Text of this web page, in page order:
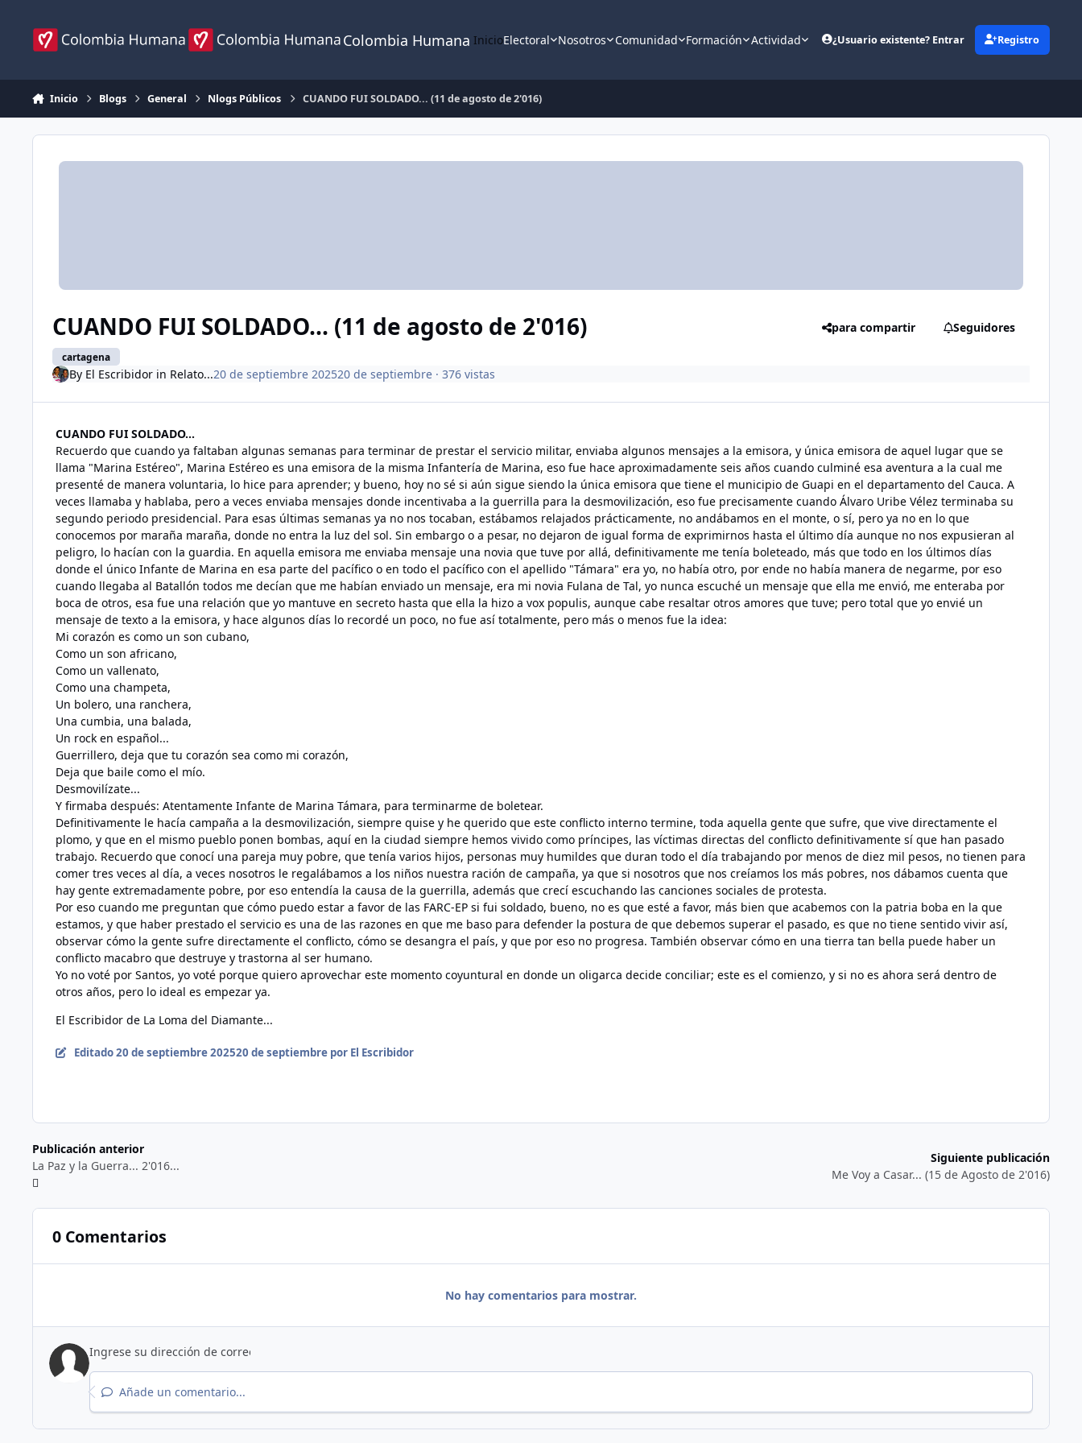
Colombia Humana InicioElectoral Nosotros Comunidad Formación Actividad ¿Usuario existente? Entrar Registro
(opens in new tab)
Inicio Blogs General Nlogs Públicos CUANDO FUI SOLDADO... (11 de agosto de 2'016)
CUANDO FUI SOLDADO... (11 de agosto de 2'016)
cartagena
para compartir Seguidores
By El Escribidorin Relato...20 de septiembre 202520 de septiembre· 376 vistas
CUANDO FUI SOLDADO...
Recuerdo que cuando ya faltaban algunas semanas para terminar de prestar el servicio militar, enviaba algunos mensajes a la emisora, y única emisora de aquel lugar que se
llama "Marina Estéreo", Marina Estéreo es una emisora de la misma Infantería de Marina, eso fue hace aproximadamente seis años cuando culminé esa aventura a la cual me
presenté de manera voluntaria, lo hice para aprender; y bueno, hoy no sé si aún sigue siendo la única emisora que tiene el municipio de Guapi en el departamento del Cauca. A
veces llamaba y hablaba, pero a veces enviaba mensajes donde incentivaba a la guerrilla para la desmovilización, eso fue precisamente cuando Álvaro Uribe Vélez terminaba su
segundo periodo presidencial. Para esas últimas semanas ya no nos tocaban, estábamos relajados prácticamente, no andábamos en el monte, o sí, pero ya no en lo que
conocemos por maraña maraña, donde no entra la luz del sol. Sin embargo o a pesar, no dejaron de igual forma de exprimirnos hasta el último día aunque no nos expusieran al
peligro, lo hacían con la guardia. En aquella emisora me enviaba mensaje una novia que tuve por allá, definitivamente me tenía boleteado, más que todo en los últimos días
donde el único Infante de Marina en esa parte del pacífico o en todo el pacífico con el apellido "Támara" era yo, no había otro, por ende no había manera de negarme, por eso
cuando llegaba al Batallón todos me decían que me habían enviado un mensaje, era mi novia Fulana de Tal, yo nunca escuché un mensaje que ella me envió, me enteraba por
boca de otros, esa fue una relación que yo mantuve en secreto hasta que ella la hizo a vox populis, aunque cabe resaltar otros amores que tuve; pero total que yo envié un
mensaje de texto a la emisora, y hace algunos días lo recordé un poco, no fue así totalmente, pero más o menos fue la idea:
Mi corazón es como un son cubano,
Como un son africano,
Como un vallenato,
Como una champeta,
Un bolero, una ranchera,
Una cumbia, una balada,
Un rock en español...
Guerrillero, deja que tu corazón sea como mi corazón,
Deja que baile como el mío.
Desmovilízate...
Y firmaba después: Atentamente Infante de Marina Támara, para terminarme de boletear.
Definitivamente le hacía campaña a la desmovilización, siempre quise y he querido que este conflicto interno termine, toda aquella gente que sufre, que vive directamente el
plomo, y que en el mismo pueblo ponen bombas, aquí en la ciudad siempre hemos vivido como príncipes, las víctimas directas del conflicto definitivamente sí que han pasado
trabajo. Recuerdo que conocí una pareja muy pobre, que tenía varios hijos, personas muy humildes que duran todo el día trabajando por menos de diez mil pesos, no tienen para
comer tres veces al día, a veces nosotros le regalábamos a los niños nuestra ración de campaña, ya que si nosotros que nos creíamos los más pobres, nos dábamos cuenta que
hay gente extremadamente pobre, por eso entendía la causa de la guerrilla, además que crecí escuchando las canciones sociales de protesta.
Por eso cuando me preguntan que cómo puedo estar a favor de las FARC-EP si fui soldado, bueno, no es que esté a favor, más bien que acabemos con la patria boba en la que
estamos, y que haber prestado el servicio es una de las razones en que me baso para defender la postura de que debemos superar el pasado, es que no tiene sentido vivir así,
observar cómo la gente sufre directamente el conflicto, cómo se desangra el país, y que por eso no progresa. También observar cómo en una tierra tan bella puede haber un
conflicto macabro que destruye y trastorna al ser humano.
Yo no voté por Santos, yo voté porque quiero aprovechar este momento coyuntural en donde un oligarca decide conciliar; este es el comienzo, y si no es ahora será dentro de
otros años, pero lo ideal es empezar ya.
El Escribidor de La Loma del Diamante...
Editado20 de septiembre 202520 de septiembrepor El Escribidor
Publicación anterior
La Paz y la Guerra... 2'016...
Siguiente publicación
Me Voy a Casar... (15 de Agosto de 2'016)
0 Comentarios
No hay comentarios para mostrar.
Añade un comentario...